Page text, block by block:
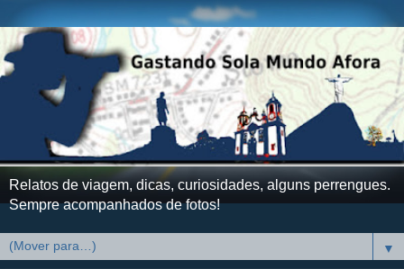
Relatos de viagem, dicas, curiosidades, alguns perrengues.
Sempre acompanhados de fotos!
▼